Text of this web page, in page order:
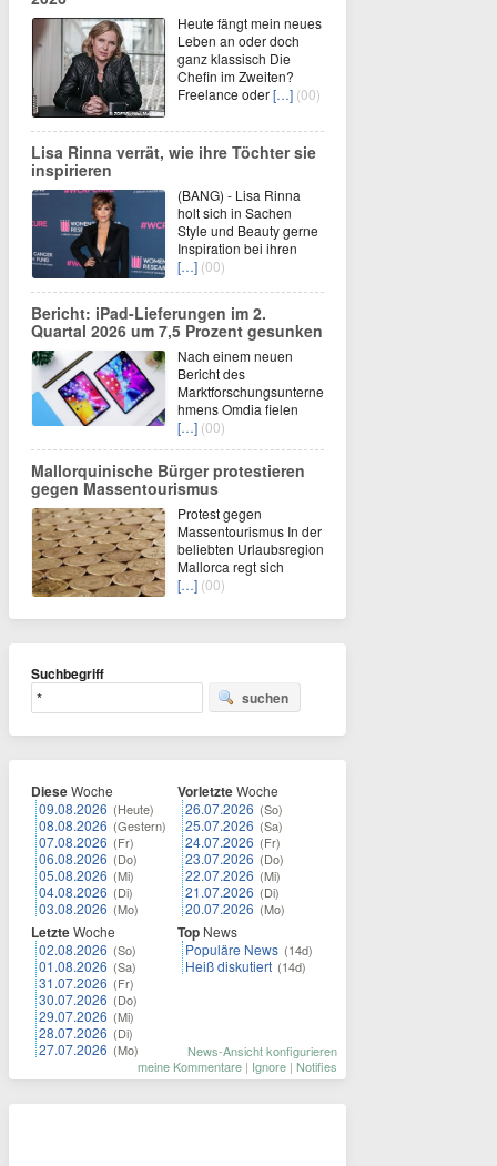
Heute fängt mein neues
Leben an oder doch
ganz klassisch Die
Chefin im Zweiten?
Freelance oder[…] (00)
Lisa Rinna verrät, wie ihre Töchter sie
inspirieren
(BANG) - Lisa Rinna
holt sich in Sachen
Style und Beauty gerne
Inspiration bei ihren
[…] (00)
Bericht: iPad-Lieferungen im 2.
Quartal 2026 um 7,5 Prozent gesunken
Nach einem neuen
Bericht des
Marktforschungsunterne
hmens Omdia fielen
[…] (00)
Mallorquinische Bürger protestieren
gegen Massentourismus
Protest gegen
Massentourismus In der
beliebten Urlaubsregion
Mallorca regt sich
[…] (00)
Suchbegriff
suchen
DieseWoche
09.08.2026 (Heute)
08.08.2026 (Gestern)
07.08.2026 (Fr)
06.08.2026 (Do)
05.08.2026 (Mi)
04.08.2026 (Di)
03.08.2026 (Mo)
LetzteWoche
02.08.2026 (So)
01.08.2026 (Sa)
31.07.2026 (Fr)
30.07.2026 (Do)
29.07.2026 (Mi)
28.07.2026 (Di)
27.07.2026 (Mo)
VorletzteWoche
26.07.2026 (So)
25.07.2026 (Sa)
24.07.2026 (Fr)
23.07.2026 (Do)
22.07.2026 (Mi)
21.07.2026 (Di)
20.07.2026 (Mo)
Top News
Populäre News (14d)
Heiß diskutiert (14d)
News-Ansicht konfigurieren
meine Kommentare | Ignore | Notifies